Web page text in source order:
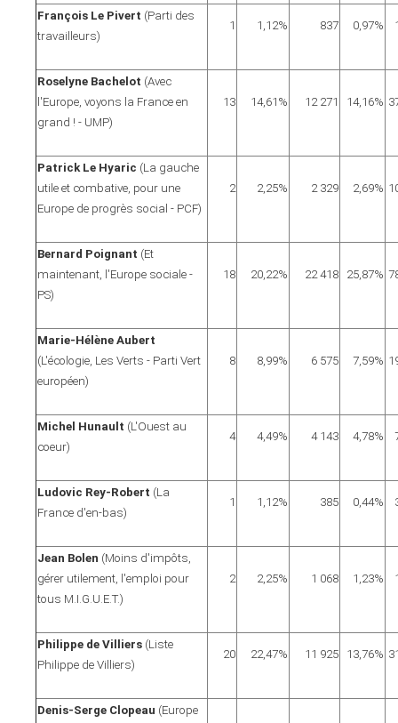
François Le Pivert (Parti des
travailleurs)
1 1,12% 837 0,97%
Roselyne Bachelot (Avec
l'Europe, voyons la France en
grand ! - UMP)
13 14,61% 12 271 14,16%
Patrick Le Hyaric (La gauche
utile et combative, pour une
Europe de progrès social - PCF)
2 2,25% 2 329 2,69%
Bernard Poignant (Et
maintenant, l'Europe sociale -
PS)
18 20,22% 22 418 25,87%
Marie-Hélène Aubert
(L'écologie, Les Verts - Parti Vert
européen)
8 8,99% 6 575 7,59%
Michel Hunault (L'Ouest au
coeur)
4 4,49% 4 143 4,78%
Ludovic Rey-Robert (La
France d'en-bas)
1 1,12% 385 0,44%
Jean Bolen (Moins d'impôts,
gérer utilement, l'emploi pour
tous M.I.G.U.E.T.)
2 2,25% 1 068 1,23%
Philippe de Villiers (Liste
Philippe de Villiers)
20 22,47% 11 925 13,76%
Denis-Serge Clopeau (Europe